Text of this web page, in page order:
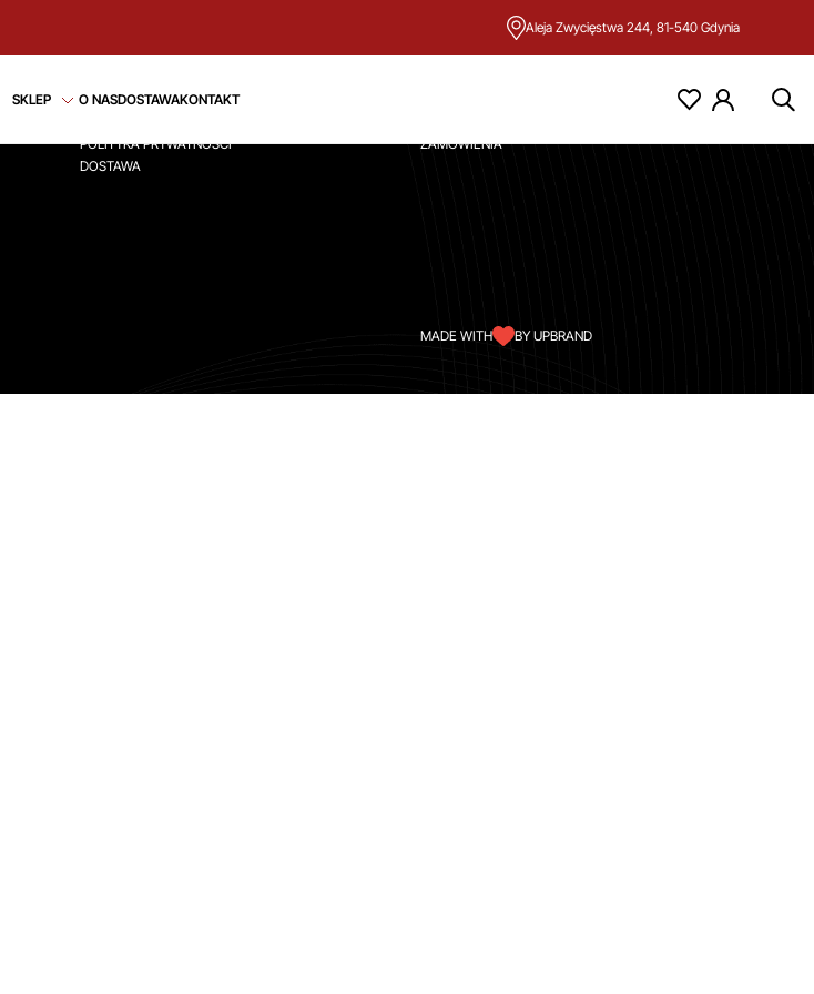
Aleja Zwycięstwa 244, 81-540 Gdynia
SKLEP O NASDOSTAWAKONTAKT
REGULAMIN
POLITYKA PRYWATNOŚCI
DOSTAWA
ZAMÓWIENIA
MADE WITH BY UPBRAND